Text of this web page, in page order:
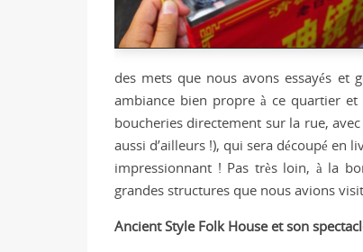
des mets que nous avons essayés et
ambiance bien propre à ce quartier
boucheries directement sur la rue,
aussi d’ailleurs !), qui sera découpé en
impressionnant ! Pas très loin, à la
grandes structures que nous avions
Ancient Style Folk House et son